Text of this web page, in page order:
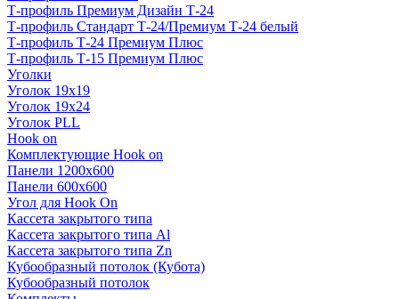
Т-профиль Премиум Дизайн Т-24
Т-профиль Стандарт Т-24/Премиум Т-24 белый
Т-профиль Т-24 Премиум Плюс
Т-профиль Т-15 Премиум Плюс
Уголки
Уголок 19х19
Уголок 19х24
Уголок PLL
Hook on
Комплектующие Hook on
Панели 1200х600
Панели 600х600
Угол для Hook On
Кассета закрытого типа
Кассета закрытого типа Al
Кассета закрытого типа Zn
Кубообразный потолок (Кубота)
Кубообразный потолок